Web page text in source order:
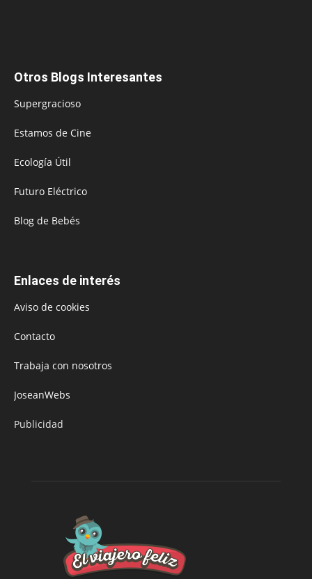
Otros Blogs Interesantes
Supergracioso
Estamos de Cine
Ecología Útil
Futuro Eléctrico
Blog de Bebés
Enlaces de interés
Aviso de cookies
Contacto
Trabaja con nosotros
JoseanWebs
Publicidad